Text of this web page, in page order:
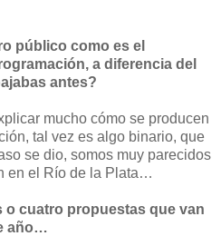
público como es el
a diferencia del
antes?
mucho cómo se producen
tal vez es algo binario, que
se dio, somos muy parecidos
en el Río de la Plata…
o cuatro propuestas que van
año…